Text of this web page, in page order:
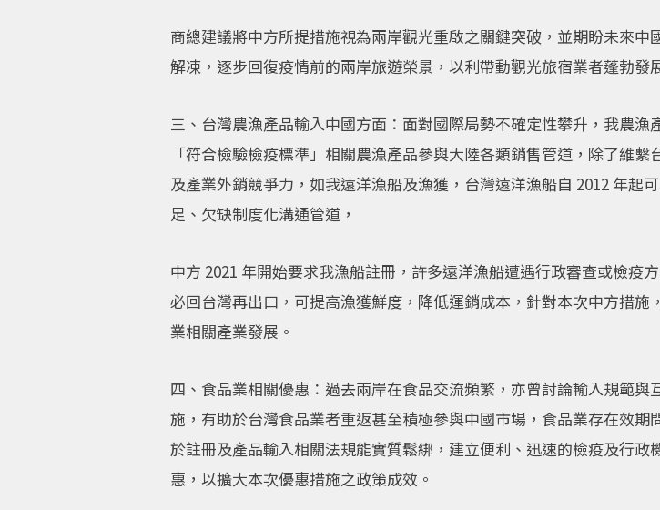
商總建議將中方所提措施視為兩岸觀光重啟之關鍵突破，並期盼未來
解凍，逐步回復疫情前的兩岸旅遊榮景，以利帶動觀光旅宿業者蓬勃發
三、台灣農漁產品輸入中國方面：面對國際局勢不確定性攀升，我農
「符合檢驗檢疫標準」相關農漁產品參與大陸各類銷售管道，除了維
及產業外銷競爭力，如我遠洋漁船及漁獲，台灣遠洋漁船自 2012 年起
足、欠缺制度化溝通管道，
中方 2021 年開始要求我漁船註冊，許多遠洋漁船遭遇行政審查或檢疫
必回台灣再出口，可提高漁獲鮮度，降低運銷成本，針對本次中方措
業相關產業發展。
四、食品業相關優惠：過去兩岸在食品交流頻繁，亦曾討論輸入規範
施，有助於台灣食品業者重返甚至積極參與中國市場，食品業存在效
於註冊及產品輸入相關法規能實質鬆綁，建立便利、迅速的檢疫及行
惠，以擴大本次優惠措施之政策成效。